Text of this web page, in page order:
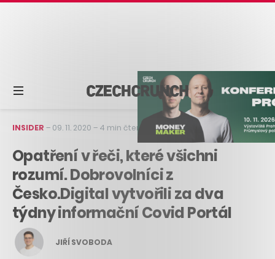
INSIDER – 09. 11. 2020 – 4 min čtení
Opatření v řeči, které všichni
rozumí. Dobrovolníci z
Česko.Digital vytvořili za dva
týdny informační Covid Portál
JIŘÍ SVOBODA